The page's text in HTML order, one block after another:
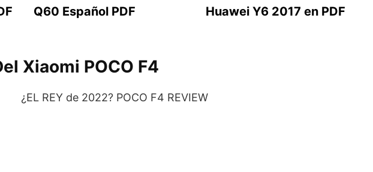
Q60 Español PDF
Huawei Y6 2017 en PDF
Xiaomi POCO F4